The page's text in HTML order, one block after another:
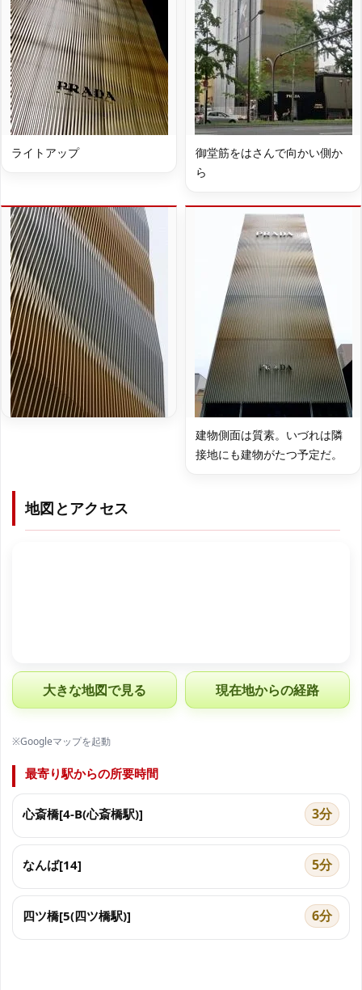
ライトアップ
御堂筋をはさんで向かい側か
ら
建物側面は質素。いづれは隣
接地にも建物がたつ予定だ。
地図とアクセス
大きな地図で見る 現在地からの経路
※Googleマップを起動
最寄り駅からの所要時間
心斎橋[4-B(心斎橋駅)] 3分
なんば[14] 5分
四ツ橋[5(四ツ橋駅)] 6分